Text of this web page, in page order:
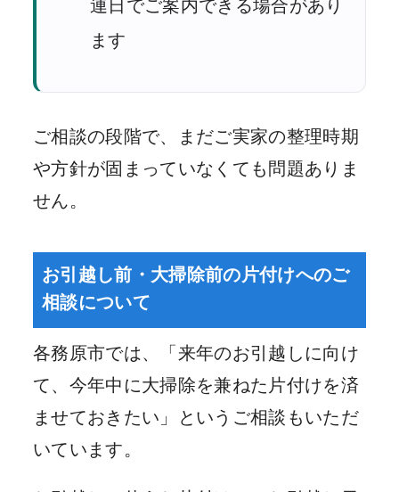
連日でご案内できる場合があり
ます
ご相談の段階で、まだご実家の整理時期
や方針が固まっていなくても問題ありま
せん。
お引越し前・大掃除前の片付けへのご
相談について
各務原市では、「来年のお引越しに向け
て、今年中に大掃除を兼ねた片付けを済
ませておきたい」というご相談もいただ
いています。